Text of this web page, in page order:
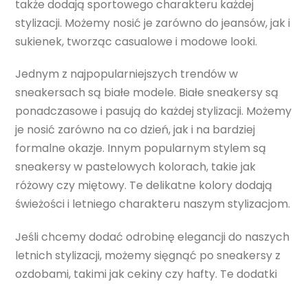
także dodają sportowego charakteru każdej
stylizacji. Możemy nosić je zarówno do jeansów, jak i
sukienek, tworząc casualowe i modowe looki.
Jednym z najpopularniejszych trendów w
sneakersach są białe modele. Białe sneakersy są
ponadczasowe i pasują do każdej stylizacji. Możemy
je nosić zarówno na co dzień, jak i na bardziej
formalne okazje. Innym popularnym stylem są
sneakersy w pastelowych kolorach, takie jak
różowy czy miętowy. Te delikatne kolory dodają
świeżości i letniego charakteru naszym stylizacjom.
Jeśli chcemy dodać odrobinę elegancji do naszych
letnich stylizacji, możemy sięgnąć po sneakersy z
ozdobami, takimi jak cekiny czy hafty. Te dodatki